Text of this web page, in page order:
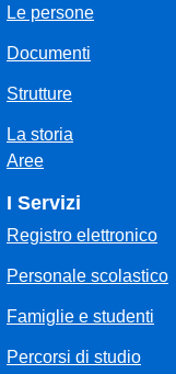
Le persone
Documenti
Strutture
La storia
Aree
I Servizi
Registro elettronico
Personale scolastico
Famiglie e studenti
Percorsi di studio